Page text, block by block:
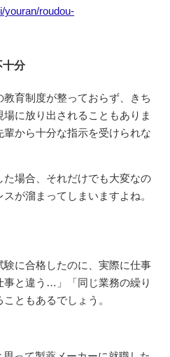
youran/roudou-
十分
育制度が整っておらず、きち
に放り出されることもありま
から十分な指示を受けられな
場合、それだけでも大変なの
が溜まってしまいますよね。
に合格したのに、実際に仕事
事と違う…」「同じ業務の繰り
ともあるでしょう。